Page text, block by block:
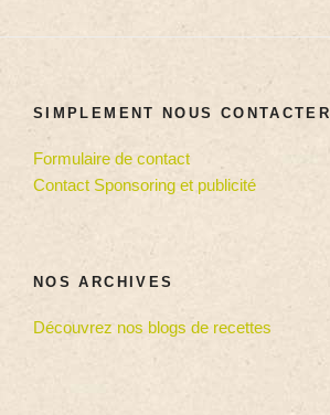
SIMPLEMENT NOUS CONTACTER
Formulaire de contact
Contact Sponsoring et publicité
NOS ARCHIVES
Découvrez nos blogs de recettes